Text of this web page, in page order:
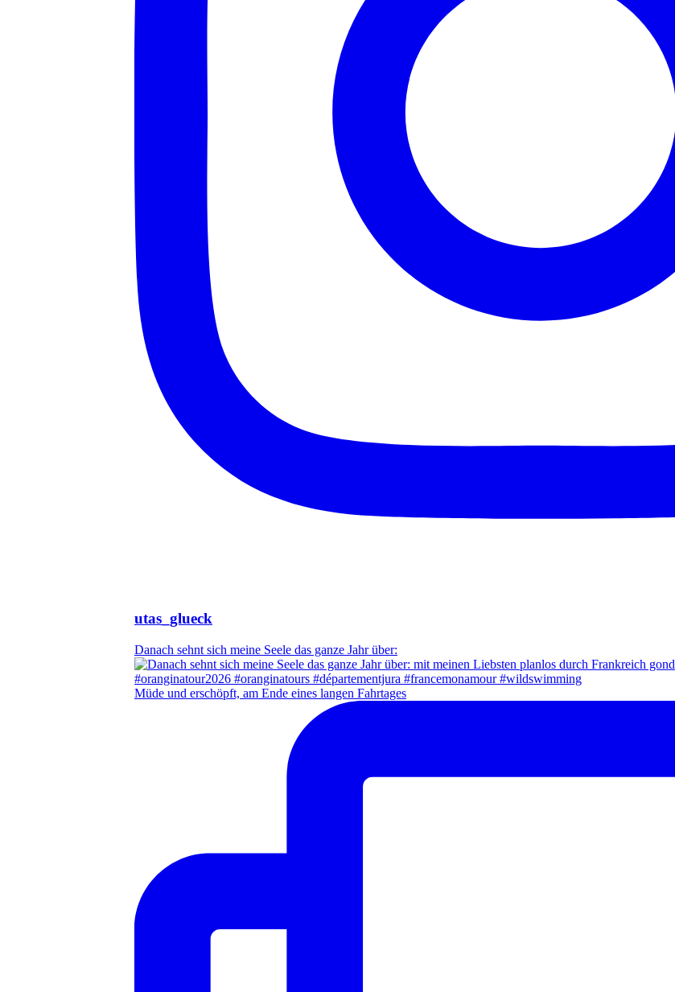
utas_glueck
Danach sehnt sich meine Seele das ganze Jahr über:
Müde und erschöpft, am Ende eines langen Fahrtages